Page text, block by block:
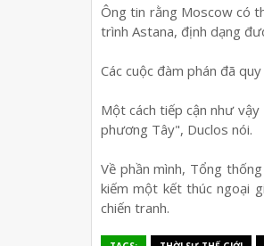
Ông tin rằng Moscow có
trình Astana, định dạng
Các cuộc đàm phán đã
Một cách tiếp cận như
phương Tây", Duclos nói.
Về phần mình, Tổng
kiếm một kết thúc ngoại
chiến tranh.